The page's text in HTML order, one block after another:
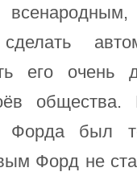
его
Форда был
Форд не